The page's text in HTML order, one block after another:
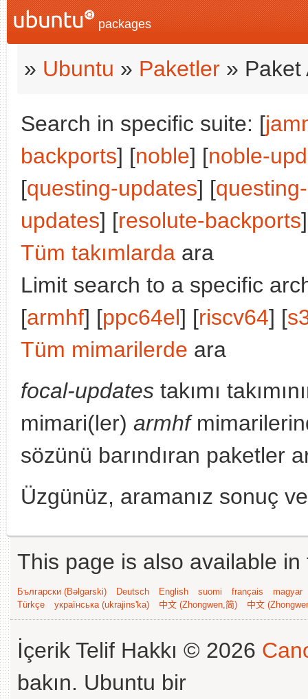
packages
» Ubuntu » Paketler » Paket
Search in specific suite: [
backports] [noble] [noble-
[questing-updates] [
updates] [resolute-backports
Tüm takımlarda ara
Limit search to a specific
[armhf] [ppc64el] [riscv64] [
Tüm mimarilerde ara
focal-updates takımı
mimari(ler) armhf
sözünü barındıran paketler
Üzgünüz, aramanız sonuç
This page is also available
Български (Bəlgarski) Deutsch English suomi français
magyar
Türkçe
українська (ukrajins'ka) 中文 (Zhongwen,简) 中文
İçerik Telif Hakkı © 2026
bakın. Ubuntu bir